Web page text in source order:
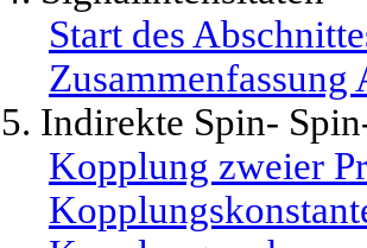
Start des
5. Indirekte Spin-
Kopplung zweier